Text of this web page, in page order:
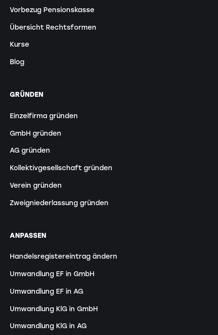
Vorbezug Pensionskasse
Übersicht Rechtsformen
Kurse
Blog
GRÜNDEN
Einzelfirma gründen
GmbH gründen
AG gründen
Kollektivgesellschaft gründen
Verein gründen
Zweigniederlassung gründen
ANPASSEN
Handelsregistereintrag ändern
Umwandlung EF in GmbH
Umwandlung EF in AG
Umwandlung KlG in GmbH
Umwandlung KlG in AG